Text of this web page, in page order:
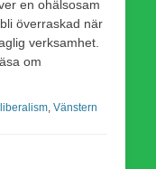
en ohälsosam
överraskad när
verksamhet.
om
Vänstern